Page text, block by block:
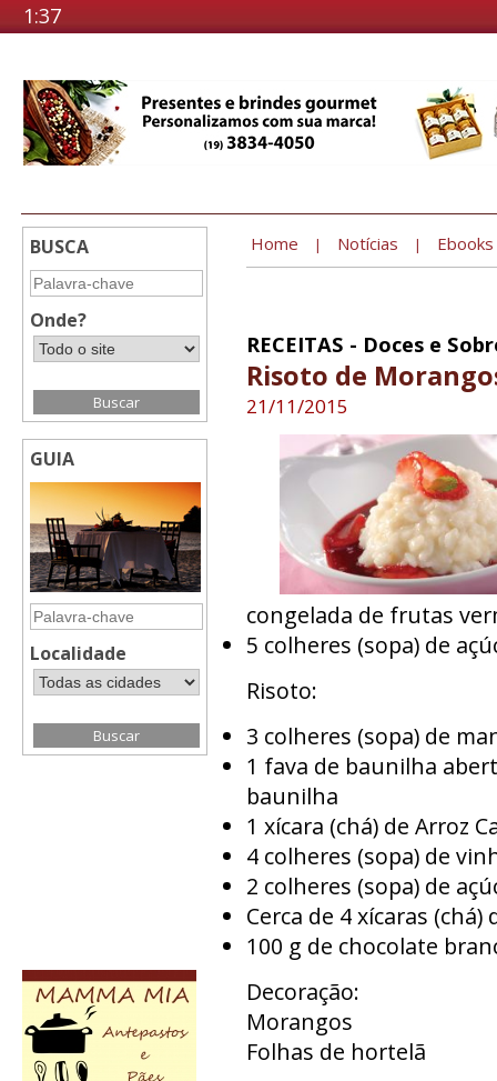
1:37
BUSCA
Onde?
GUIA
Localidade
Home | Notícias | Ebooks
RECEITAS - Doces e
Risoto de
21/11/2015
congelada de frutas
5 colheres (sopa) de
Risoto:
3 colheres (sopa) de
1 fava de baunilha
baunilha
1 xícara (chá) de Arroz
4 colheres (sopa) de
2 colheres (sopa) de
Cerca de 4 xícaras (chá)
100 g de chocolate
Decoração:
Morangos
Folhas de hortelã